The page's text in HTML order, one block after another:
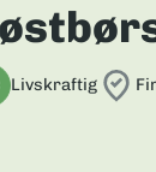
Livskraftig